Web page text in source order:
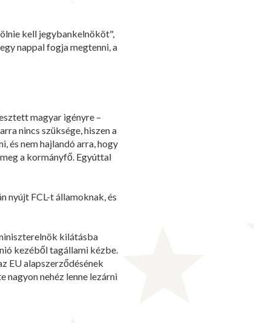
kell jegybankelnököt",
nappal fogja megtenni, a
magyar igényre –
nincs szüksége, hiszen a
és nem hajlandó arra, hogy
a kormányfő. Egyúttal
nyújt FCL-t államoknak, és
kilátásba
kezéből tagállami kézbe.
EU alapszerződésének
nehéz lenne lezárni